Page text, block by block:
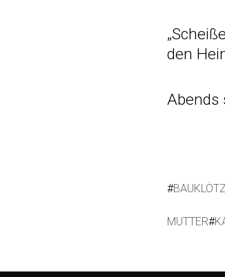
den
Abends
#
MUTTER#